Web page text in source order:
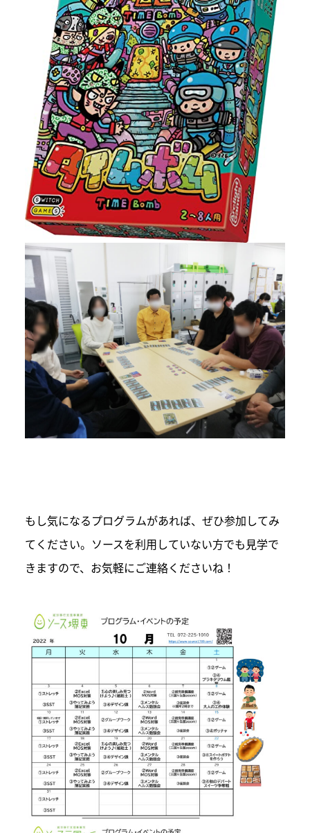
もし気になるプログラムがあれば、ぜひ参加してみ
てください。ソースを利用していない方でも見学で
きますので、お気軽にご連絡くださいね！